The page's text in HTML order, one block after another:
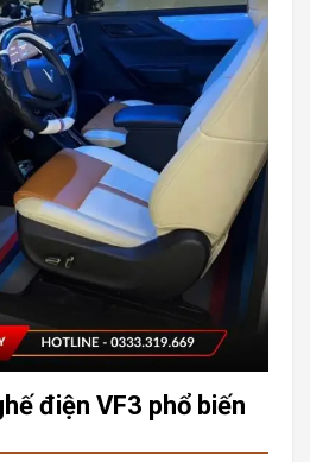
điện VF3 phổ biến